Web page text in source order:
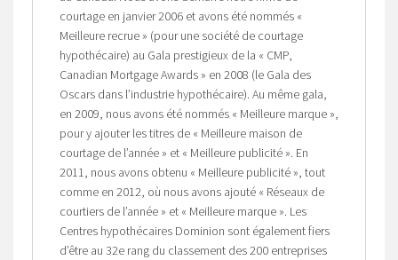
courtage en janvier 2006 et avons été nommés «
Meilleure recrue » (pour une société de courtage
hypothécaire) au Gala prestigieux de la « CMP,
Canadian Mortgage Awards » en 2008 (le Gala des
Oscars dans l’industrie hypothécaire). Au même gala,
en 2009, nous avons été nommés « Meilleure marque »,
pour y ajouter les titres de « Meilleure maison de
courtage de l’année » et « Meilleure publicité ». En
2011, nous avons obtenu « Meilleure publicité », tout
comme en 2012, où nous avons ajouté « Réseaux de
courtiers de l’année » et « Meilleure marque ». Les
Centres hypothécaires Dominion sont également fiers
d’être au 32e rang du classement des 200 entreprises